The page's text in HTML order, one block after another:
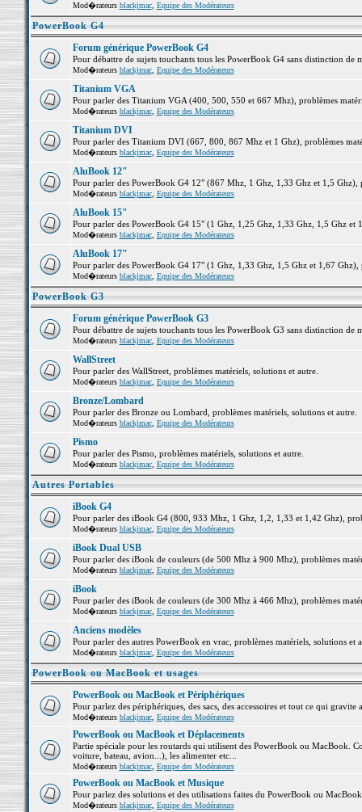
Mod�rateurs blackjmac, Equipe des Modérateurs
PowerBook G4
Forum générique PowerBook G4
Pour débattre de sujets touchants tous les PowerBook G4 sans distinction de
Mod�rateurs blackjmac, Equipe des Modérateurs
Titanium VGA
Pour parler des Titanium VGA (400, 500, 550 et 667 Mhz), problèmes
Mod�rateurs blackjmac, Equipe des Modérateurs
Titanium DVI
Pour parler des Titanium DVI (667, 800, 867 Mhz et 1 Ghz), problèmes
Mod�rateurs blackjmac, Equipe des Modérateurs
AluBook 12"
Pour parler des PowerBook G4 12" (867 Mhz, 1 Ghz, 1,33 Ghz et 1,5 Ghz),
Mod�rateurs blackjmac, Equipe des Modérateurs
AluBook 15"
Pour parler des PowerBook G4 15" (1 Ghz, 1,25 Ghz, 1,33 Ghz, 1,5 Ghz et
Mod�rateurs blackjmac, Equipe des Modérateurs
AluBook 17"
Pour parler des PowerBook G4 17" (1 Ghz, 1,33 Ghz, 1,5 Ghz et 1,67 Ghz),
Mod�rateurs blackjmac, Equipe des Modérateurs
PowerBook G3
Forum générique PowerBook G3
Pour débattre de sujets touchants tous les PowerBook G3 sans distinction de
Mod�rateurs blackjmac, Equipe des Modérateurs
WallStreet
Pour parler des WallStreet, problèmes matériels, solutions et autre.
Mod�rateurs blackjmac, Equipe des Modérateurs
Bronze/Lombard
Pour parler des Bronze ou Lombard, problèmes matériels, solutions et autre.
Mod�rateurs blackjmac, Equipe des Modérateurs
Pismo
Pour parler des Pismo, problèmes matériels, solutions et autre.
Mod�rateurs blackjmac, Equipe des Modérateurs
Autres Portables
iBook G4
Pour parler des iBook G4 (800, 933 Mhz, 1 Ghz, 1,2, 1,33 et 1,42 Ghz),
Mod�rateurs blackjmac, Equipe des Modérateurs
iBook Dual USB
Pour parler des iBook de couleurs (de 500 Mhz à 900 Mhz), problèmes
Mod�rateurs blackjmac, Equipe des Modérateurs
iBook
Pour parler des iBook de couleurs (de 300 Mhz à 466 Mhz), problèmes
Mod�rateurs blackjmac, Equipe des Modérateurs
Anciens modèles
Pour parler des autres PowerBook en vrac, problèmes matériels, solutions et
Mod�rateurs blackjmac, Equipe des Modérateurs
PowerBook ou MacBook et usages
PowerBook ou MacBook et Périphériques
Pour parlez des périphériques, des sacs, des accessoires et tout ce qui
Mod�rateurs blackjmac, Equipe des Modérateurs
PowerBook ou MacBook et Déplacements
Partie spéciale pour les routards qui utilisent des PowerBook ou MacBook.
voiture, bateau, avion...), les alimenter etc...
Mod�rateurs blackjmac, Equipe des Modérateurs
PowerBook ou MacBook et Musique
Pour parlez des solutions et des utilisations faites du PowerBook ou
Mod�rateurs blackjmac, Equipe des Modérateurs